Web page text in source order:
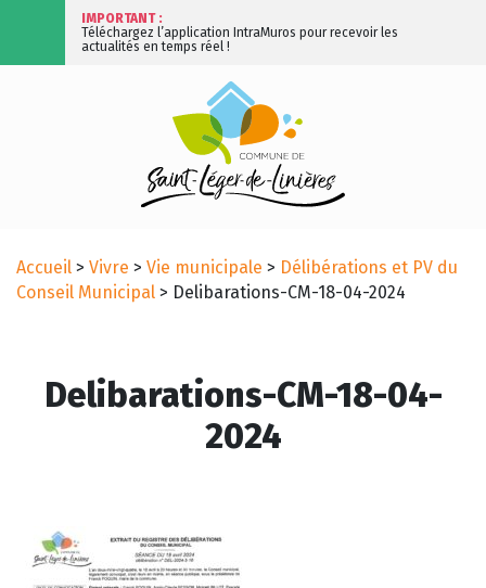
IMPORTANT :
Téléchargez l’application IntraMuros pour recevoir les
actualités en temps réel !
Accueil > Vivre > Vie municipale > Délibérations et PV du
Conseil Municipal > Delibarations-CM-18-04-2024
Delibarations-CM-18-04-
2024